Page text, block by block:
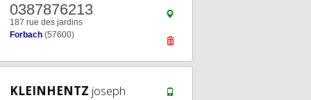
0387876213
187 rue des jardins
Forbach (57600)
KLEINHENTZ joseph